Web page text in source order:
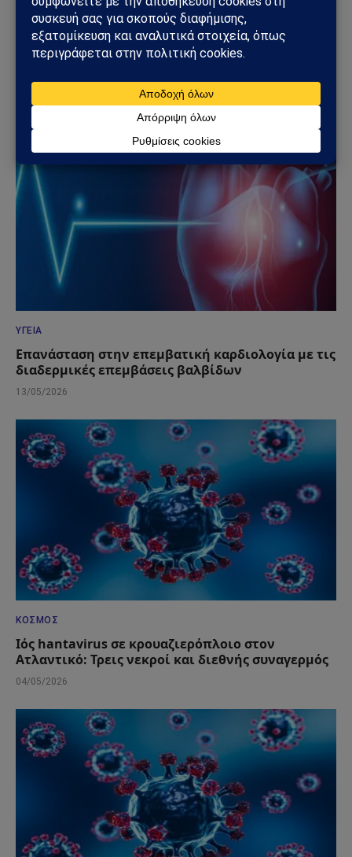
ΚΌΣΜΟΣ
Συναγερμός στην Ιταλία για πιθανό κρούσμα
Έμπολα: Ασθενής σε απομόνωση μετά από ταξίδι
στο Κονγκό
01/06/2026
ΥΓΕΊΑ
Επανάσταση στην επεμβατική καρδιολογία με τις
διαδερμικές επεμβάσεις βαλβίδων
13/05/2026
ΚΌΣΜΟΣ
Ιός hantavirus σε κρουαζιερόπλοιο στον
Ατλαντικό: Τρεις νεκροί και διεθνής συναγερμός
04/05/2026